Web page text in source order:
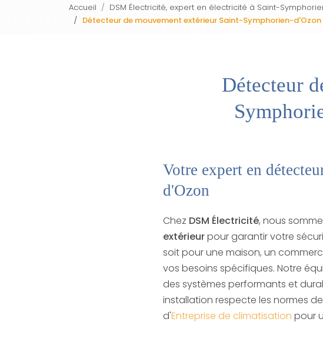
Accueil DSM Électricité, expert en électricité à Saint-
Détecteur de mouvement extérieur Saint-Symphorien-d'Ozon
Détecteur
Votre expert en
d'Ozon
Chez DSM Électricité, nous
extérieurpour garantir votre
soit pour une maison, un
vos besoins spécifiques. Notre
des systèmes performants et
installation respecte les normes
d'Entreprise de climatisation pour